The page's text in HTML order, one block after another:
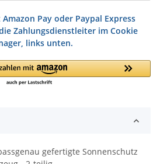
Pay oder Paypal Express
Zahlungsdienstleiter im Cookie
links unten.
gefertigte Sonnenschutz